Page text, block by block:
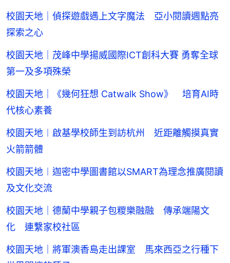
校園天地｜偵探遊戲遇上文字魔法 亞小閱讀週點亮
探索之心
校園天地｜茂峰中學揚威國際ICT創科大賽 勇奪全球
第一及多項殊榮
校園天地｜《幾何狂想 Catwalk Show》 培育AI時
代核心素養
校園天地︱啟基學校師生到訪杭州 近距離觸摸真實
火箭箭體
校園天地︱迦密中學圖書館以SMART為理念推廣閱讀
及文化交流
校園天地｜德蘭中學親子包糉樂融融 傳承端陽文
化 連繫家校社區
校園天地｜將軍澳香島走出課室 馬來西亞之行種下